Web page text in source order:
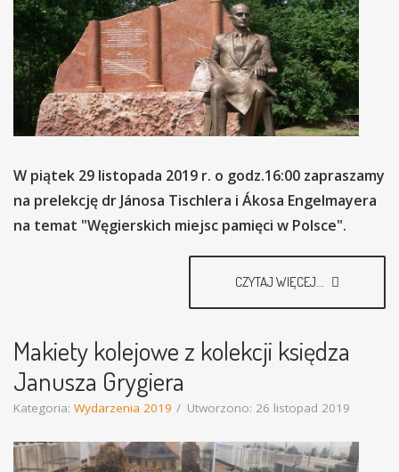
W piątek 29 listopada 2019 r. o godz.16:00 zapraszamy
na prelekcję dr Jánosa Tischlera i Ákosa Engelmayera
na temat "Węgierskich miejsc pamięci w Polsce".
CZYTAJ WIĘCEJ...
Makiety kolejowe z kolekcji księdza
Janusza Grygiera
Kategoria: Wydarzenia 2019 Utworzono: 26 listopad 2019